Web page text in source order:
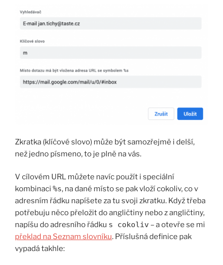
Zkratka (klíčové slovo) může být samozřejmě i delší,
než jedno písmeno, to je plně na vás.
V cílovém URL můžete navíc použít i speciální
kombinaci %s, na dané místo se pak vloží cokoliv, co v
adresním řádku napíšete za tu svoji zkratku. Když třeba
potřebuju něco přeložit do angličtiny nebo z angličtiny,
napíšu do adresního řádku s cokoliv – a otevře se mi
překlad na Seznam slovníku. Příslušná definice pak
vypadá takhle: